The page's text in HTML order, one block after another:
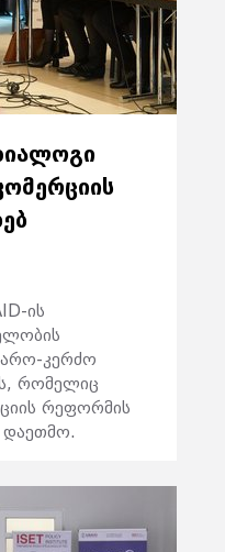
ის
კერძო
რომელიც
რეფორმის
დაეთმო.